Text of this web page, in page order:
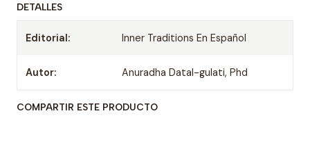
DETALLES
Editorial: Inner Traditions En Español
Autor: Anuradha Datal-gulati, Phd
COMPARTIR ESTE PRODUCTO